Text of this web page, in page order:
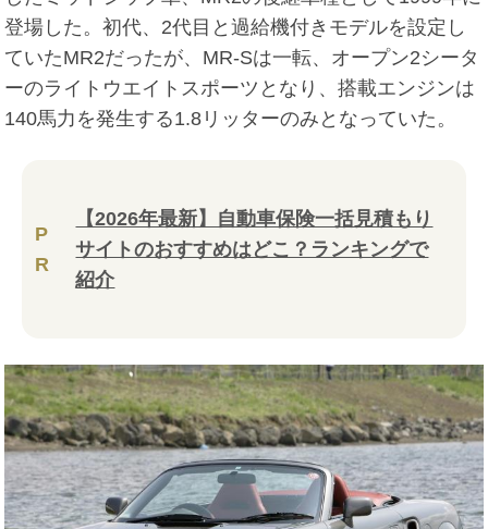
登場した。初代、2代目と過給機付きモデルを設定し
ていたMR2だったが、MR-Sは一転、オープン2シータ
ーのライトウエイトスポーツとなり、搭載エンジンは
140馬力を発生する1.8リッターのみとなっていた。
P
R
【2026年最新】自動車保険一括見積もり
サイトのおすすめはどこ？ランキングで
紹介